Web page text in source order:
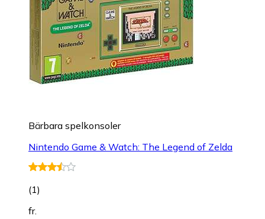
Bärbara spelkonsoler
Nintendo Game & Watch: The Legend of Zelda
(1)
fr.